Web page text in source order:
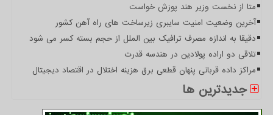
متا از نخست وزیر هند پوزش خواست
آخرین وضعیت امنیت سایبری زیرساخت های راه آهن کشور
دقیقا به اندازه مصرف ترافیک بین الملل از حجم بسته کسر می شود
تلاقی دو اراده پولادین در هندسه قدرت
مراکز داده قربانی پنهان قطعی برق هزینه اختلال در اقتصاد دیجیتال
جدیدترین ها